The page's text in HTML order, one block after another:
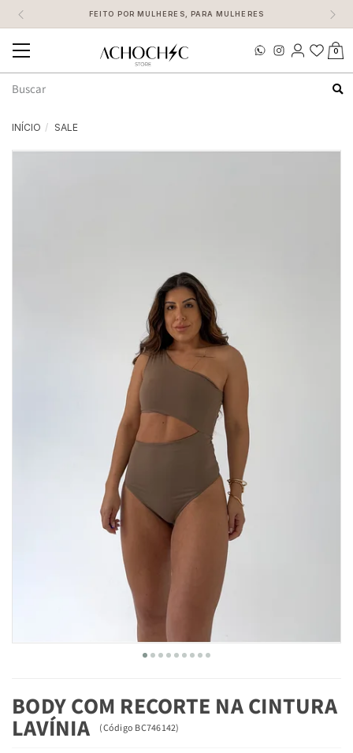
FEITO POR MULHERES, PARA MULHERES
Mudar
navegação
0
INÍCIO SALE
BODY COM RECORTE NA CINTURA
LAVÍNIA (Código BC746142)